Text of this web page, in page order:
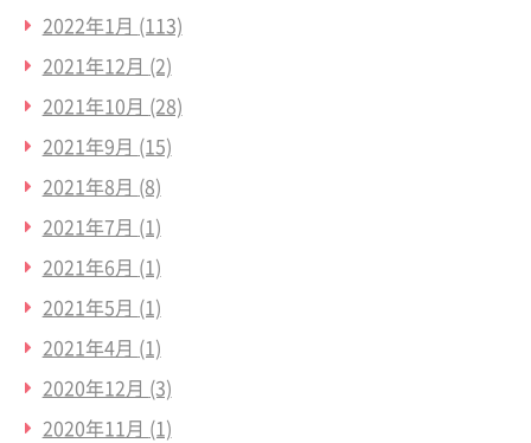
2022年1月 (113)
2021年12月 (2)
2021年10月 (28)
2021年9月 (15)
2021年8月 (8)
2021年7月 (1)
2021年6月 (1)
2021年5月 (1)
2021年4月 (1)
2020年12月 (3)
2020年11月 (1)